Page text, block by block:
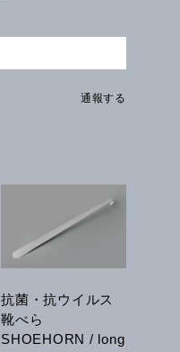
通報する
抗菌・抗ウイルス
靴べら
SHOEHORN / long